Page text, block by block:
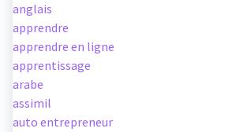
anglais
apprendre
apprendre en ligne
apprentissage
arabe
assimil
auto entrepreneur